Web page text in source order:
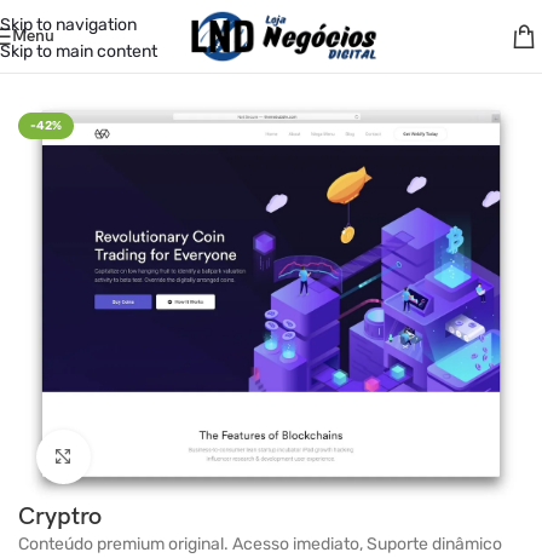
Skip to navigation
Skip to main content
Menu
Início/Temas/ThemeForest
-42%
Clique para ampliar
Cryptro
Conteúdo premium original. Acesso imediato, Suporte dinâmico